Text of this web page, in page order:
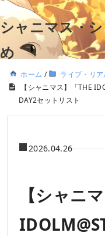
シャニマス・
め
ホーム / ライブ・リア
【シャニマス】「THE
DAY2セットリスト
2026.04.26
【シャニ